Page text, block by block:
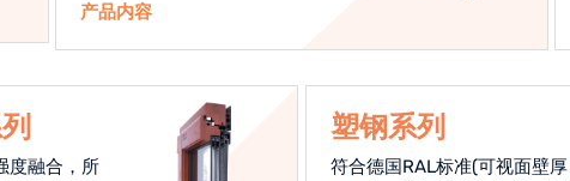
产品内容
度融合，所
塑钢系列
符合德国RAL标准(可视面壁厚